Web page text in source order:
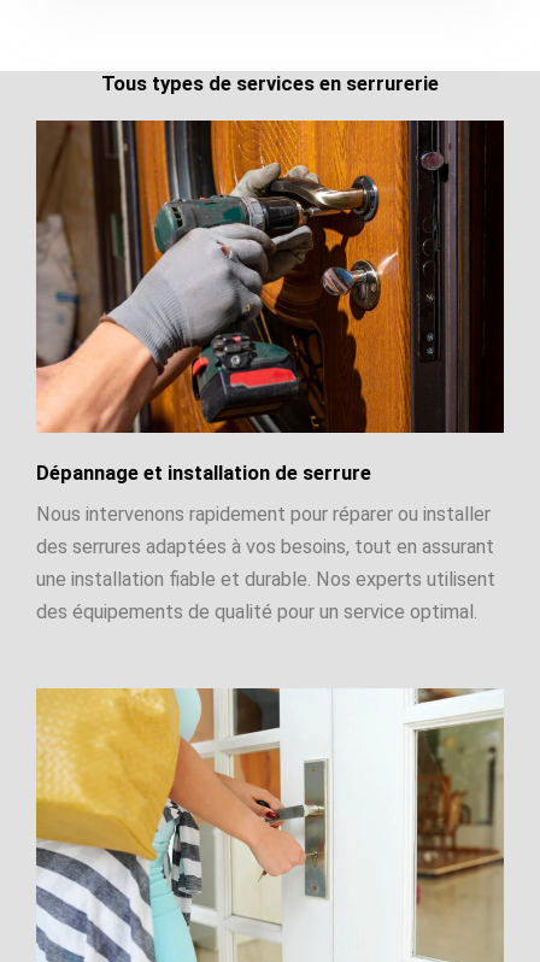
Tous types de services en serrurerie
Dépannage et installation de serrure
Nous intervenons rapidement pour réparer ou installer
des serrures adaptées à vos besoins, tout en assurant
une installation fiable et durable. Nos experts utilisent
des équipements de qualité pour un service optimal.